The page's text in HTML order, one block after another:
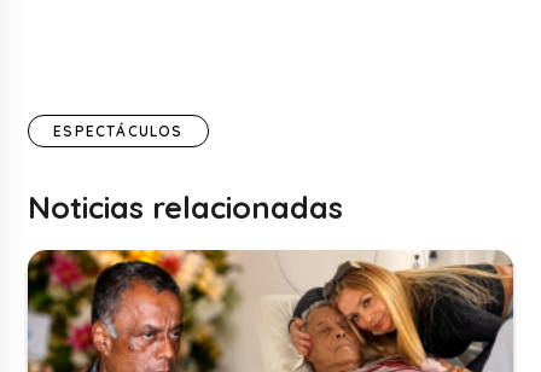
ESPECTÁCULOS
Noticias relacionadas